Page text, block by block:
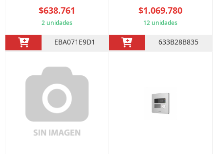
$638.761
2 unidades
EBA071E9D1
$1.069.780
12 unidades
633B28B835